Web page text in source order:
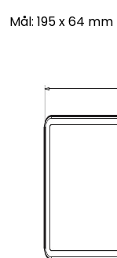
Mål: 195 x 64 mm